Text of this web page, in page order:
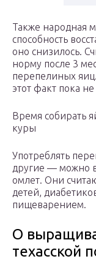
Также народная
способность
оно снизилось.
норму после 3
перепелиных
этот факт пока
Время собирать
куры
Употреблять
другие — можно
омлет. Они
детей,
пищеварением.
О
техасской